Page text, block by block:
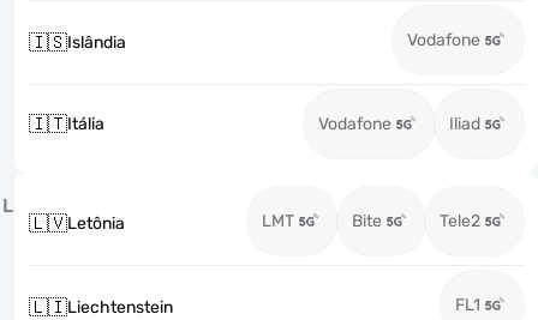
🇮🇸Islândia Vodafone
🇮🇹Itália Vodafone Iliad
L
🇱🇻Letônia LMT Bite Tele2
🇱🇮Liechtenstein FL1